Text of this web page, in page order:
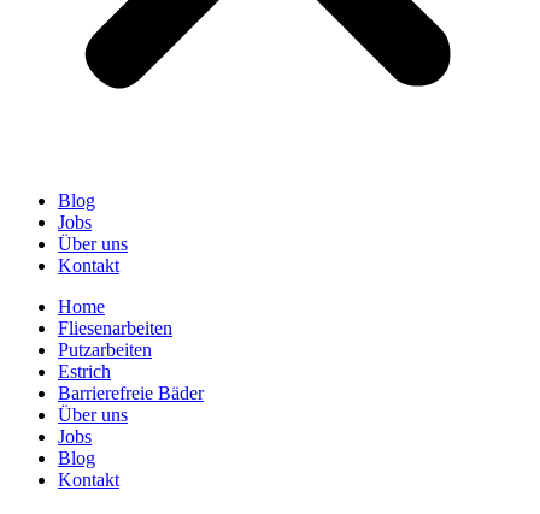
Blog
Jobs
Über uns
Kontakt
Home
Fliesenarbeiten
Putzarbeiten
Estrich
Barrierefreie Bäder
Über uns
Jobs
Blog
Kontakt